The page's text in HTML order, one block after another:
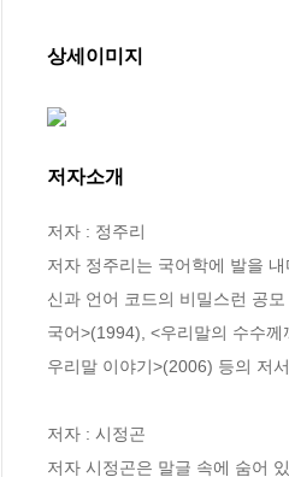
상세이미지
저자소개
저자 : 정주리
저자 정주리는 국어학에 발을
신과 언어 코드의 비밀스런 공
국어>(1994), <우리말의 수수
우리말 이야기>(2006) 등의 저
저자 : 시정곤
저자 시정곤은 말글 속에 숨어